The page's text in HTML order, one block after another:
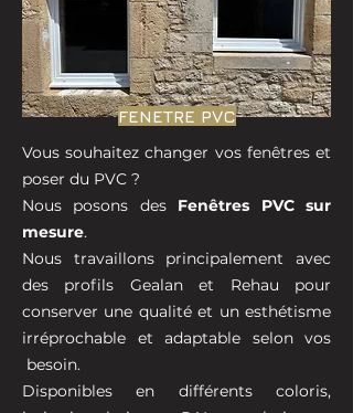
FENETRE PVC
Vous souhaitez changer vos fenêtres et
poser du PVC ?
Nous posons des Fenêtres PVC sur
mesure.
Nous travaillons principalement avec
des profils Gealan et Rehau pour
conserver une qualité et un esthétisme
irréprochable et adaptable selon vos
besoin.
Disponibles en différents coloris,